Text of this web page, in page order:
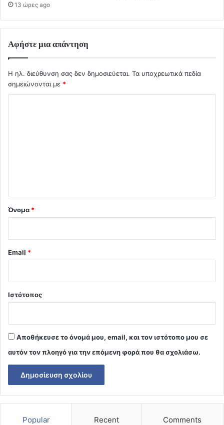
13 ώρες ago
Αφήστε μια απάντηση
Η ηλ. διεύθυνση σας δεν δημοσιεύεται. Τα υποχρεωτικά πεδία
σημειώνονται με *
Όνομα *
Email *
Ιστότοπος
Αποθήκευσε το όνομά μου, email, και τον ιστότοπο μου σε
αυτόν τον πλοηγό για την επόμενη φορά που θα σχολιάσω.
Popular Recent Comments